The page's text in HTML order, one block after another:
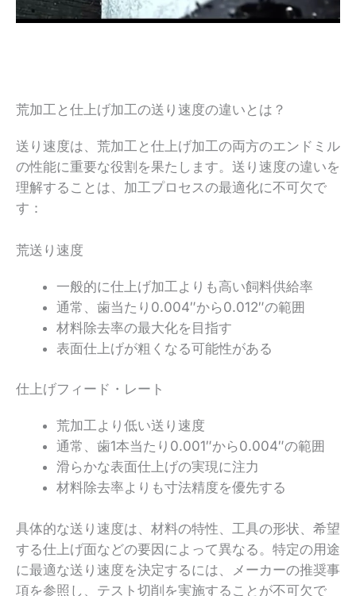
荒加工と仕上げ加工の送り速度の違いとは？
送り速度は、荒加工と仕上げ加工の両方のエンドミル
の性能に重要な役割を果たします。送り速度の違いを
理解することは、加工プロセスの最適化に不可欠で
す：
荒送り速度
一般的に仕上げ加工よりも高い飼料供給率
通常、歯当たり0.004″から0.012″の範囲
材料除去率の最大化を目指す
表面仕上げが粗くなる可能性がある
仕上げフィード・レート
荒加工より低い送り速度
通常、歯1本当たり0.001″から0.004″の範囲
滑らかな表面仕上げの実現に注力
材料除去率よりも寸法精度を優先する
具体的な送り速度は、材料の特性、工具の形状、希望
する仕上げ面などの要因によって異なる。特定の用途
に最適な送り速度を決定するには、メーカーの推奨事
項を参照し、テスト切削を実施することが不可欠で